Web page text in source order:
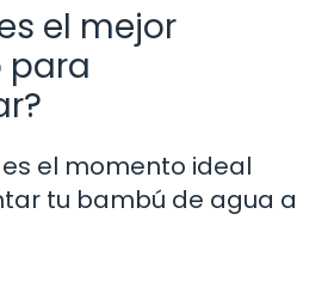
el mejor
para
el momento ideal
tu bambú de agua a